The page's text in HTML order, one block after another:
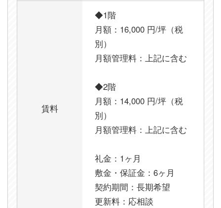
賃料
◆1階
月額：16,000 円/坪（税
別）
月額管理料：上記に含む
◆2階
月額：14,000 円/坪（税
別）
月額管理料：上記に含む
礼金：1ヶ月
敷金・保証金：6ヶ月
契約期間：長期希望
更新料：応相談